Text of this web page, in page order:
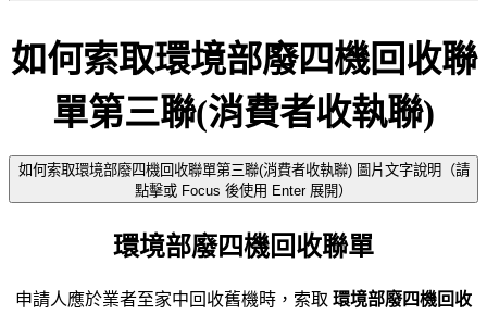
如何索取環境部廢四機回收聯
單第三聯(消費者收執聯)
如何索取環境部廢四機回收聯單第三聯(消費者收執聯) 圖片文字說明（請
點擊或 Focus 後使用 Enter 展開）
環境部廢四機回收聯單
申請人應於業者至家中回收舊機時，索取 環境部廢四機回收